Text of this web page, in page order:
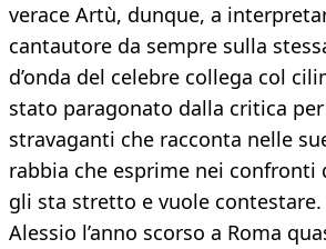
verace Artù, dunque, a
cantautore da sempre sulla
d’onda del celebre collega col
stato paragonato dalla critica
stravaganti che racconta nelle
rabbia che esprime nei confronti
gli sta stretto e vuole
Alessio l’anno scorso a Roma